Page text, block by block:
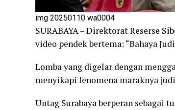
img 20250110 wa0004
SURABAYA – Direktorat Reserse
video pendek bertema: “Bahaya
Lomba yang digelar dengan
menyikapi fenomena maraknya
Untag Surabaya berperan sebagai